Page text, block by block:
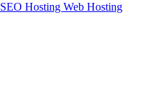
SEO Hosting Web Hosting